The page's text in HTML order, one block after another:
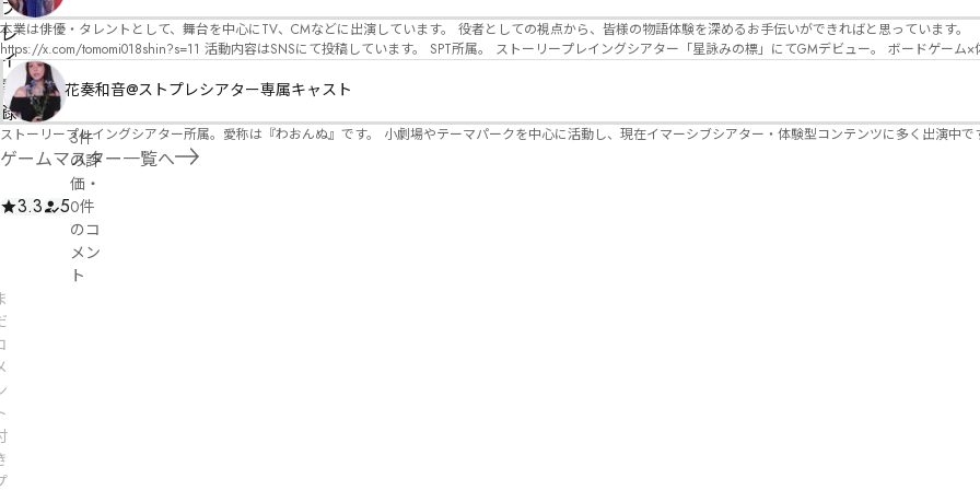
プ
レ
イ
記
録
3.3 5
3件
の評
価 ・
0件
のコ
メン
ト
GM) ★ ストーリープレイングシアター (GM) ★ フィネガンズ ウェイク (GM)
本業は俳優・タレントとして、舞台を中心にTV、CMなどに出演しています。 役者としての視点から、皆様の物語体験を深めるお手伝いができればと思っています。
https://x.com/tomomi018shin?s=11 活動内容はSNSにて投稿しています。 SPT所属。 ストーリープレイングシアター「星詠みの標」にてGMデビュー。 ボードゲーム×体感型演劇 イマ
ーシブカフェ「コアクト」(不定期開催)出演中。
花奏和音@ストプレシアター専属キャスト
ストーリープレイングシアター所属。愛称は『わおんぬ』です。 小劇場やテーマパークを中心に活動し、現在イマーシブシアター・体験型コンテンツに多く出演中で
ゲームマスター一覧へ